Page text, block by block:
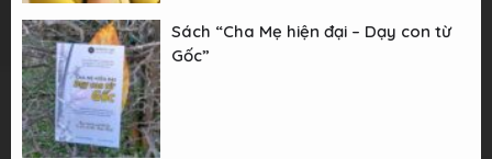
Sách “Cha Mẹ hiện đại – Dạy con từ
Gốc”